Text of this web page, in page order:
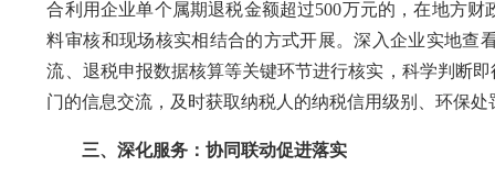
合利用企业单个属期退税金额超过500万元的，在地方
料审核和现场核实相结合的方式开展。深入企业实地查
流、退税申报数据核算等关键环节进行核实，科学判断
门的信息交流，及时获取纳税人的纳税信用级别、环保
三、深化服务：协同联动促进落实